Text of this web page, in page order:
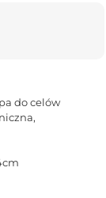
do celów